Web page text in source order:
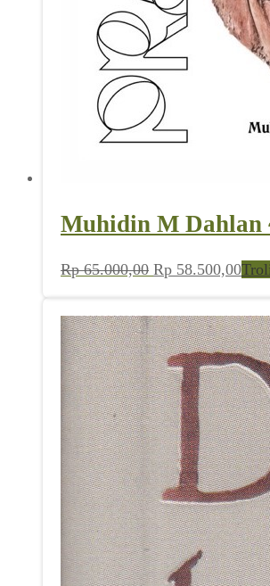
Muhidin M Dahlan
Rp65.000,00 Harga
Rp 65.000,00.
Rp 58.500,00Harga
Rp